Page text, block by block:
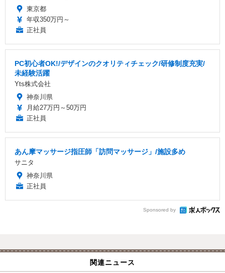
東京都
年収350万円～
正社員
PC初心者OK!/デザインのクオリティチェック/研修制度充実/
未経験活躍
Yts株式会社
神奈川県
月給27万円～50万円
正社員
あん摩マッサージ指圧師「訪問マッサージ」/施設多め
サニタ
神奈川県
正社員
Sponsored by
関連ニュース